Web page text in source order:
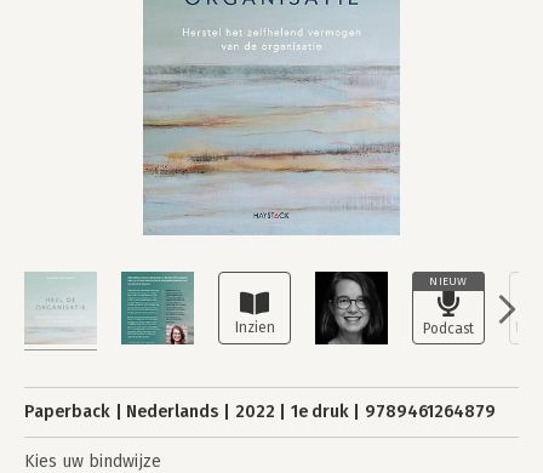
NIEUW
Paperback Nederlands 2022 1e druk 9789461264879
Kies uw bindwijze